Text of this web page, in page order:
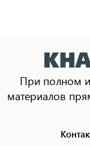
При полном
материалов